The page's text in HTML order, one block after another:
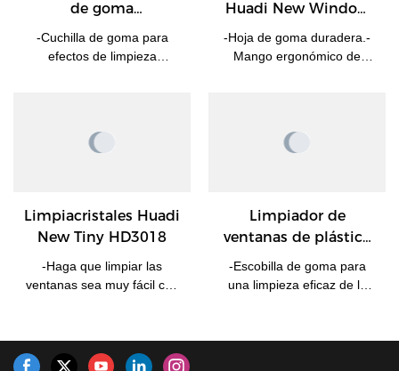
de goma
Limpiaparabrisas de
ducha Fabricante de
-Cuchilla de goma para
efectos de limpieza
cómodos.-Sin arañazos en
la superficie.-El logotipo
Huadi New Window
Squeegee Shower
Cleaner Glass Wiper
-Hoja de goma duradera.-
Mango ergonómico de
cualquier superficie plana-
Perfecto para cualquier
Limpiacristales Huadi
New Tiny HD3018
-Haga que limpiar las
ventanas sea muy fácil con
superficies sin rayas para
vistas nítidas con cada
Limpiador de
ventanas de plástico
para ducha y
limpiacristales
-Escobilla de goma para
una limpieza eficaz de la
la limpieza del hogar como